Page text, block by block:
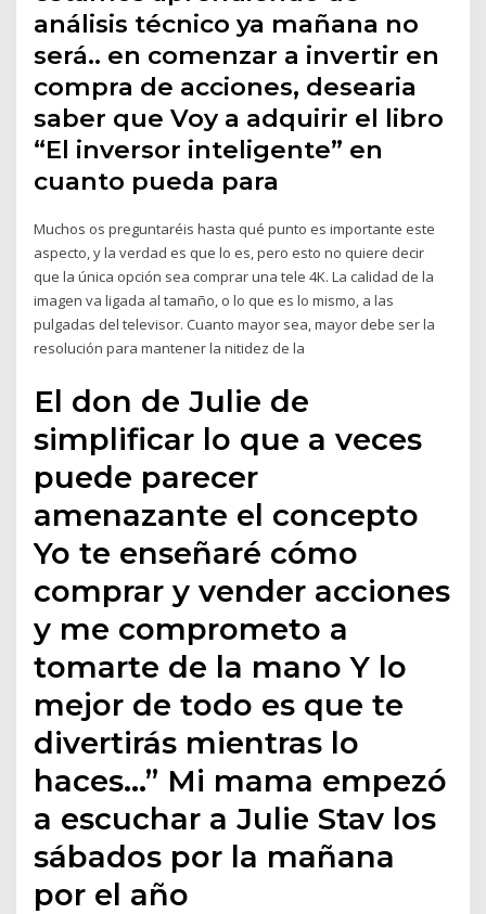
análisis técnico ya mañana no
será.. en comenzar a invertir en
compra de acciones, desearia
saber que Voy a adquirir el libro
“El inversor inteligente” en
cuanto pueda para
Muchos os preguntaréis hasta qué punto es importante este
aspecto, y la verdad es que lo es, pero esto no quiere decir
que la única opción sea comprar una tele 4K. La calidad de la
imagen va ligada al tamaño, o lo que es lo mismo, a las
pulgadas del televisor. Cuanto mayor sea, mayor debe ser la
resolución para mantener la nitidez de la
El don de Julie de
simplificar lo que a veces
puede parecer
amenazante el concepto
Yo te enseñaré cómo
comprar y vender acciones
y me comprometo a
tomarte de la mano Y lo
mejor de todo es que te
divertirás mientras lo
haces…” Mi mama empezó
a escuchar a Julie Stav los
sábados por la mañana
por el año